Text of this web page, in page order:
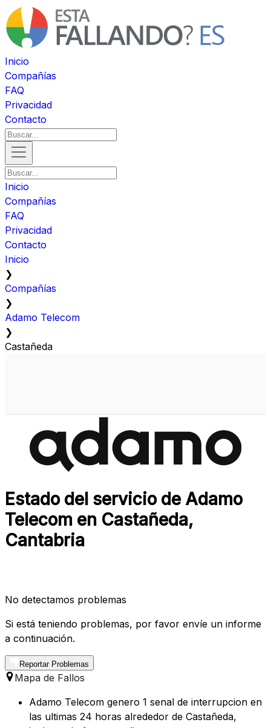
Inicio
Compañías
FAQ
Privacidad
Contacto
Inicio
Compañías
FAQ
Privacidad
Contacto
Inicio
❯
Compañías
❯
Adamo Telecom
❯
Castañeda
Estado del servicio de Adamo
Telecom en Castañeda,
Cantabria
No detectamos problemas
Si está teniendo problemas, por favor envíe un informe
a continuación.
Reportar Problemas
Mapa de Fallos
Adamo Telecom genero 1 senal de interrupcion en
las ultimas 24 horas alrededor de Castañeda,